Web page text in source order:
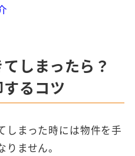
しまったら？
るコツ
しまった時には物件を手
ません。